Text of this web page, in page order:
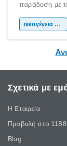
παράδοση με
χώρας. Είτεοικογένεια & παιδί
Σχετικά με
Η Εταιρεία
Προβολή στο
Blog